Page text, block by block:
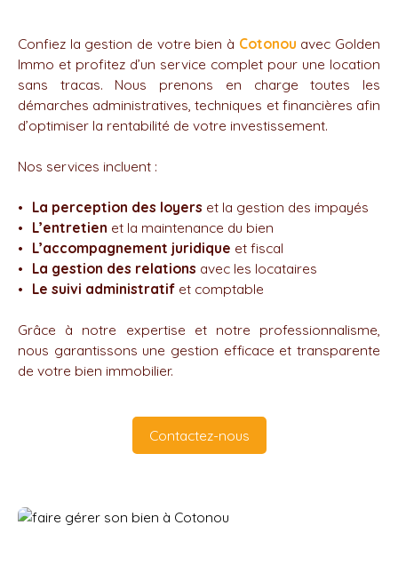
Confiez la gestion de votre bien à Cotonou avec Golden
Immo et profitez d’un service complet pour une location
sans tracas. Nous prenons en charge toutes les
démarches administratives, techniques et financières afin
d’optimiser la rentabilité de votre investissement.
Nos services incluent :
La perception des loyers et la gestion des impayés
L’entretien et la maintenance du bien
L’accompagnement juridique et fiscal
La gestion des relations avec les locataires
Le suivi administratifet comptable
Grâce à notre expertise et notre professionnalisme,
nous garantissons une gestion efficace et transparente
de votre bien immobilier.
Contactez-nous